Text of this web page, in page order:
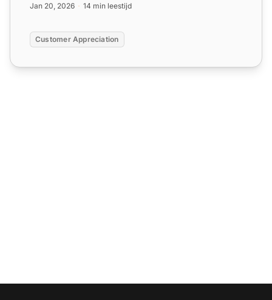
Jan 20, 2026 14 min leestijd
Customer Appreciation